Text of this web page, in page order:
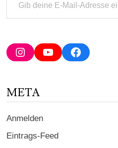
deine
Adresse
ein ...
InstagramYouTubeFacebook
META
Anmelden
Eintrags-Feed